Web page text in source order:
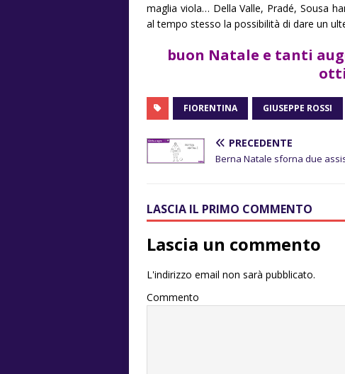
maglia viola… Della Valle, Pradé, Sousa
al tempo stesso la possibilità di dare un
buon Natale e tanti
FIORENTINA GIUSEPPE ROSSI
PRECEDENTE
Berna Natale sforna due
LASCIA IL PRIMO COMMENTO
Lascia un commento
L'indirizzo email non sarà pubblicato.
Commento